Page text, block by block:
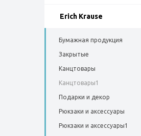
Erich Krause
Бумажная продукция
Закрытые
Канцтовары
Канцтовары1
Подарки и декор
Рюкзаки и аксессуары
Рюкзаки и аксессуары1